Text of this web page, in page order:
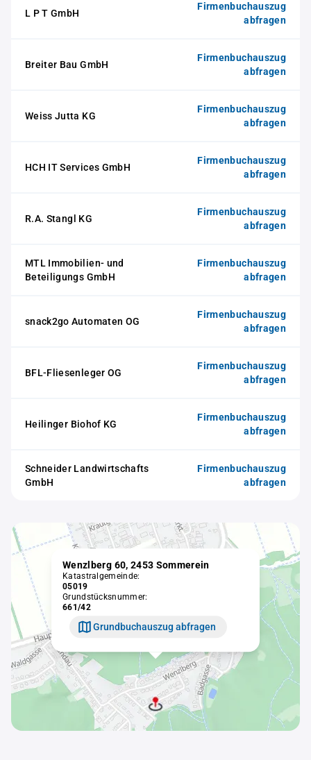
L P T GmbH
Firmenbuchauszug
abfragen
Breiter Bau GmbH
Firmenbuchauszug
abfragen
Weiss Jutta KG
Firmenbuchauszug
abfragen
HCH IT Services GmbH
Firmenbuchauszug
abfragen
R.A. Stangl KG
Firmenbuchauszug
abfragen
MTL Immobilien- und
Beteiligungs GmbH
Firmenbuchauszug
abfragen
snack2go Automaten OG
Firmenbuchauszug
abfragen
BFL-Fliesenleger OG
Firmenbuchauszug
abfragen
Heilinger Biohof KG
Firmenbuchauszug
abfragen
Schneider Landwirtschafts
GmbH
Firmenbuchauszug
abfragen
Wenzlberg 60, 2453 Sommerein
Katastralgemeinde:
05019
Grundstücksnummer:
661/42
Grundbuchauszug abfragen